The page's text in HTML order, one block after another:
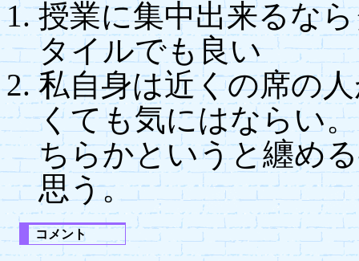
授業に集中出来るな
タイルでも良い
私自身は近くの席の
くても気にはならい
ちらかというと纏め
思う。
コメント